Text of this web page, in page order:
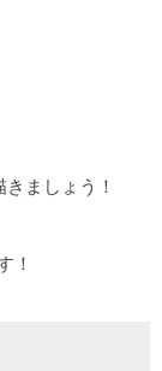
ましょう！
！